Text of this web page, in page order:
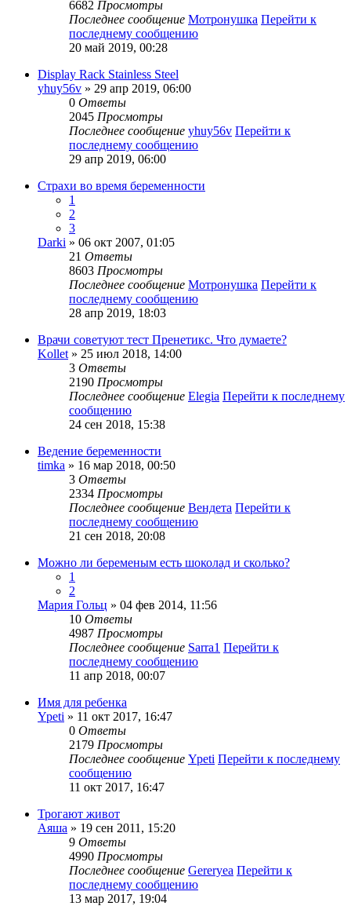
6682 Просмотры
Последнее сообщение Мотронушка Перейти к
последнему сообщению
20 май 2019, 00:28
Display Rack Stainless Steel
yhuy56v » 29 апр 2019, 06:00
0 Ответы
2045 Просмотры
Последнее сообщение yhuy56v Перейти к
последнему сообщению
29 апр 2019, 06:00
Страхи во время беременности
1
2
3
Darki » 06 окт 2007, 01:05
21 Ответы
8603 Просмотры
Последнее сообщение Мотронушка Перейти к
последнему сообщению
28 апр 2019, 18:03
Врачи советуют тест Пренетикс. Что думаете?
Kollet » 25 июл 2018, 14:00
3 Ответы
2190 Просмотры
Последнее сообщение Elegia Перейти к последнему
сообщению
24 сен 2018, 15:38
Ведение беременности
timka » 16 мар 2018, 00:50
3 Ответы
2334 Просмотры
Последнее сообщение Вендета Перейти к
последнему сообщению
21 сен 2018, 20:08
Можно ли беременым есть шоколад и сколько?
1
2
Мария Гольц » 04 фев 2014, 11:56
10 Ответы
4987 Просмотры
Последнее сообщение Sarra1 Перейти к
последнему сообщению
11 апр 2018, 00:07
Имя для ребенка
Ypeti » 11 окт 2017, 16:47
0 Ответы
2179 Просмотры
Последнее сообщение Ypeti Перейти к последнему
сообщению
11 окт 2017, 16:47
Трогают живот
Аяша » 19 сен 2011, 15:20
9 Ответы
4990 Просмотры
Последнее сообщение Gereryea Перейти к
последнему сообщению
13 мар 2017, 19:04